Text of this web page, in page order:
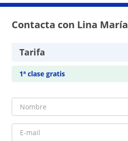
Contacta con Lina María
Tarifa
1ª clase gratis